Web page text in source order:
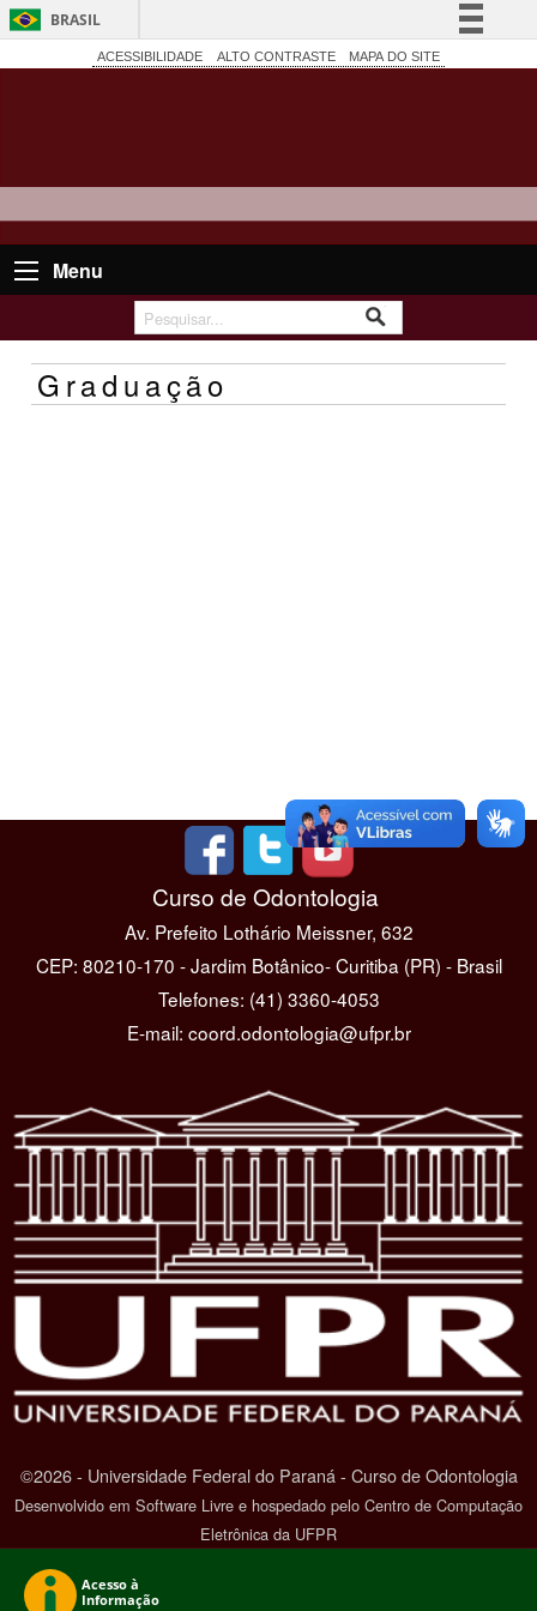
BRASIL
Simplifique!
ACESSIBILIDADE ALTO CONTRASTE MAPA DO SITE
Menu
Graduação
Curso de Odontologia
Av. Prefeito Lothário Meissner, 632
CEP: 80210-170 - Jardim Botânico- Curitiba (PR) - Brasil
Telefones: (41) 3360-4053
E-mail: coord.odontologia@ufpr.br
©2026 - Universidade Federal do Paraná - Curso de Odontologia
Desenvolvido em Software Livre e hospedado pelo Centro de Computação
Eletrônica da UFPR